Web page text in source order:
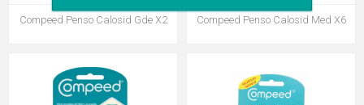
Compeed Penso Calosid Gde X2 Compeed Penso Calosid Med X6